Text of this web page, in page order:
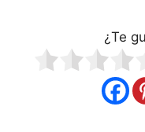
¿Te